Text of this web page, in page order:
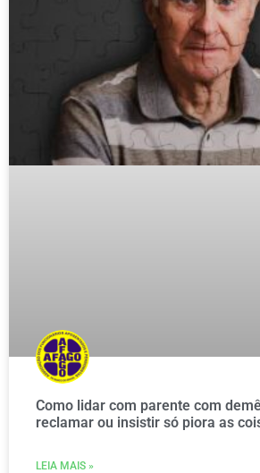
Como lidar com parente com
reclamar ou insistir só piora as
LEIA MAIS »